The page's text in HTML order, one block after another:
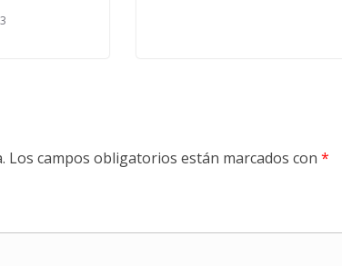
Los campos obligatorios están marcados con *